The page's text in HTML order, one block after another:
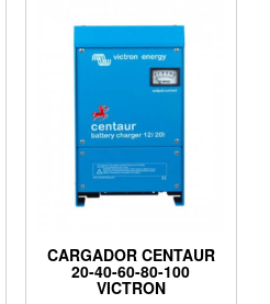
Las
opciones
pueden
elegir
en
la
página
CARGADOR CENTAUR
20-40-60-80-100
VICTRON